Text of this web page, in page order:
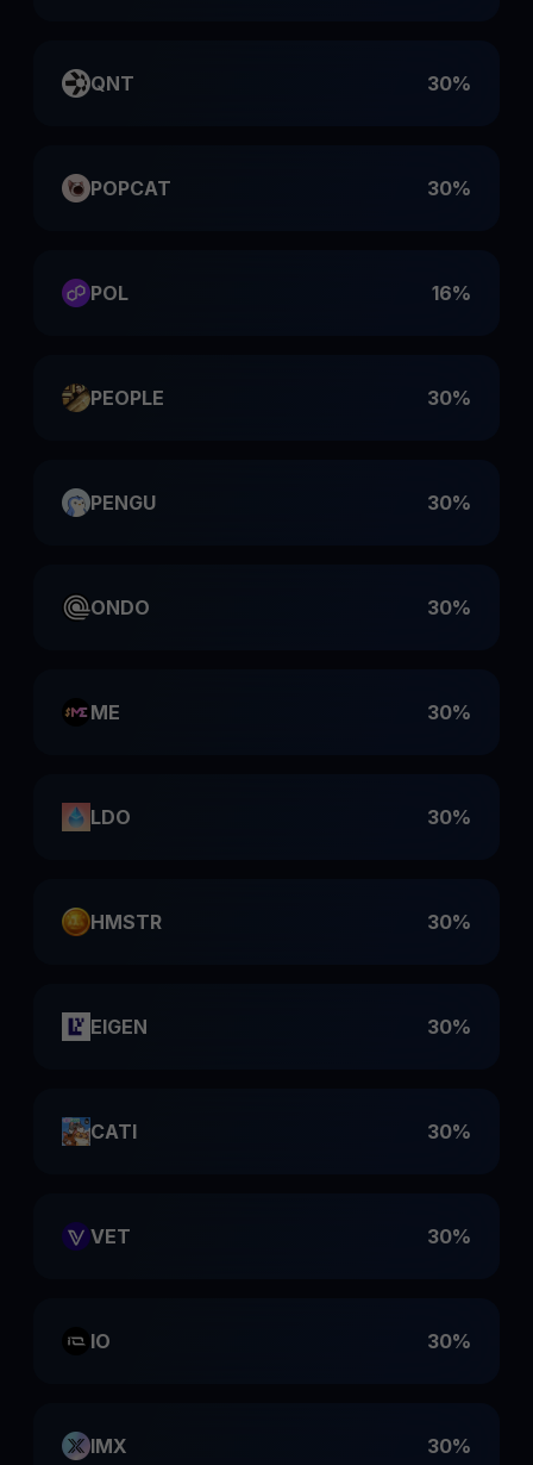
QNT 30%
POPCAT 30%
POL 16%
PEOPLE 30%
PENGU 30%
ONDO 30%
ME 30%
LDO 30%
HMSTR 30%
EIGEN 30%
CATI 30%
VET 30%
IO 30%
IMX 30%